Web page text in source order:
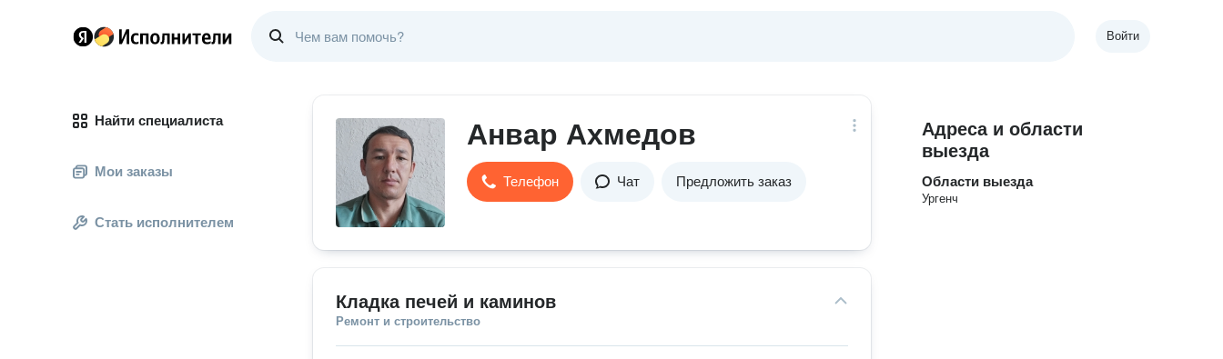
Войти
Найти специалиста
Мои заказы
Стать исполнителем
Анвар Ахмедов
Телефон Чат Предложить заказ
Кладка печей и каминов
Ремонт и строительство
Адреса и области
выезда
Области выезда
Ургенч